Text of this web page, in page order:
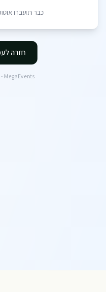
כבר תועברו
חזרה
MegaEvents - חוויות בלתי נשכחות